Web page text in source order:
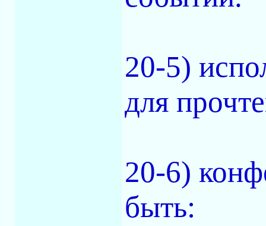
20-5)
для
20-6)
быть: